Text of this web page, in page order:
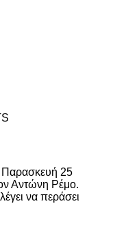
25
Αντώνη Ρέμο.
να περάσει